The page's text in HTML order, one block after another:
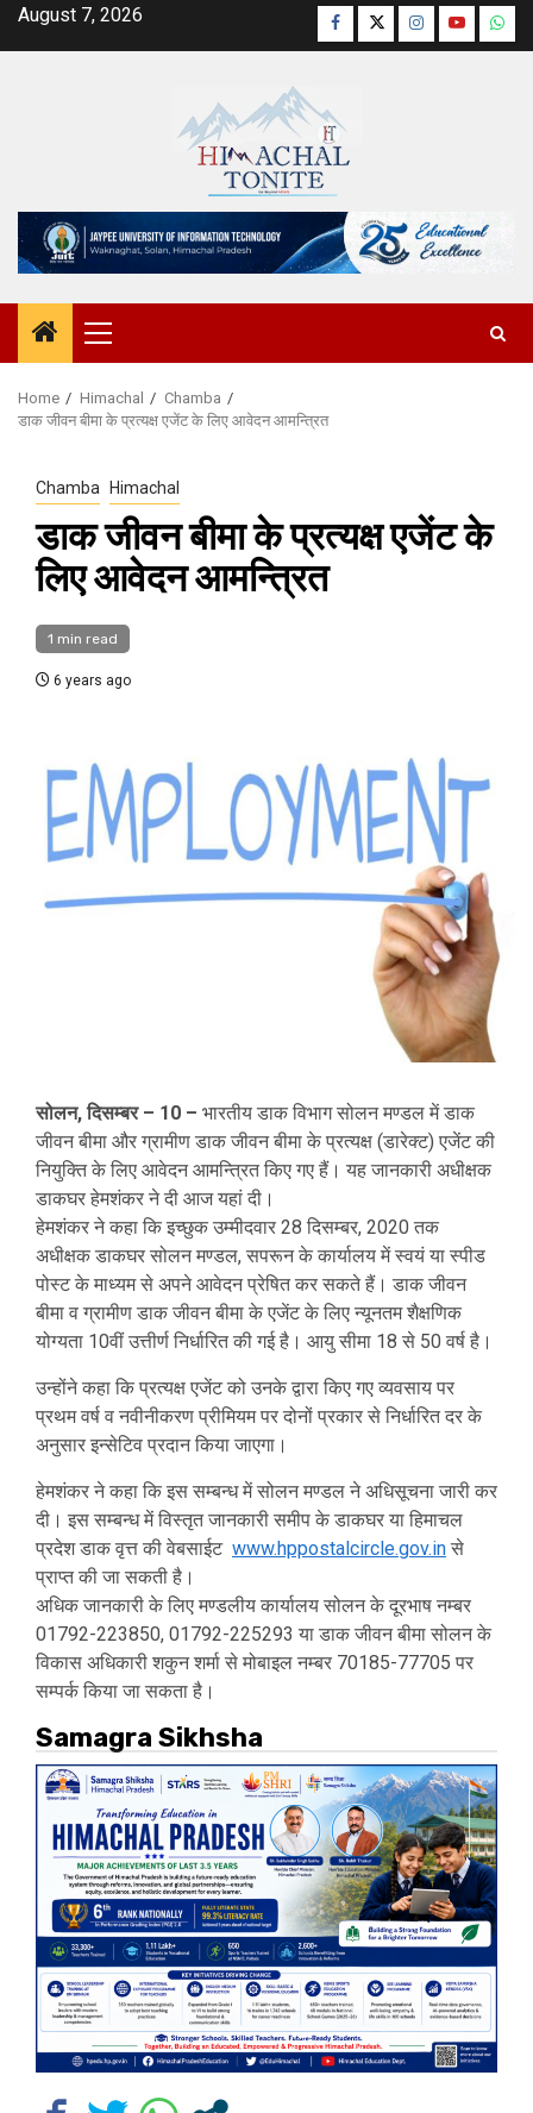
SkipAugust 7, 2026 Facebook
TwitterInstagram
YouTube
Primary
Menu
Home Himachal
Chamba
डाक जीवन बीमा के प्रत्यक्ष एजेंट के लिए आवेदन आमन्त्रित
Chamba Himachal
डाक जीवन बीमा के प्रत्यक्ष एजेंट के
लिए आवेदन आमन्त्रित
1 min read
6 years ago
सोलन, दिसम्बर – 10 – भारतीय डाक विभाग सोलन मण्डल में डाक
जीवन बीमा और ग्रामीण डाक जीवन बीमा के प्रत्यक्ष (डारेक्ट) एजेंट की
नियुक्ति के लिए आवेदन आमन्त्रित किए गए हैं। यह जानकारी अधीक्षक
डाकघर हेमशंकर ने दी आज यहां दी।
हेमशंकर ने कहा कि इच्छुक उम्मीदवार 28 दिसम्बर, 2020 तक
अधीक्षक डाकघर सोलन मण्डल, सपरून के कार्यालय में स्वयं या स्पीड
पोस्ट के माध्यम से अपने आवेदन प्रेषित कर सकते हैं। डाक जीवन
बीमा व ग्रामीण डाक जीवन बीमा के एजेंट के लिए न्यूनतम शैक्षणिक
योग्यता 10वीं उत्तीर्ण निर्धारित की गई है। आयु सीमा 18 से 50 वर्ष है।
उन्होंने कहा कि प्रत्यक्ष एजेंट को उनके द्वारा किए गए व्यवसाय पर
प्रथम वर्ष व नवीनीकरण प्रीमियम पर दोनों प्रकार से निर्धारित दर के
अनुसार इन्सेटिव प्रदान किया जाएगा।
हेमशंकर ने कहा कि इस सम्बन्ध में सोलन मण्डल ने अधिसूचना जारी कर
दी। इस सम्बन्ध में विस्तृत जानकारी समीप के डाकघर या हिमाचल
प्रदेश डाक वृत्त की वेबसाईट www.hppostalcircle.gov.in से
प्राप्त की जा सकती है।
अधिक जानकारी के लिए मण्डलीय कार्यालय सोलन के दूरभाष नम्बर
01792-223850, 01792-225293 या डाक जीवन बीमा सोलन के
विकास अधिकारी शकुन शर्मा से मोबाइल नम्बर 70185-77705 पर
सम्पर्क किया जा सकता है।
Samagra Sikhsha